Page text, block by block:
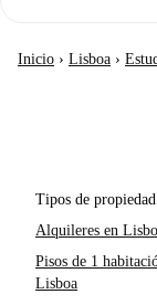
Inicio › Lisboa ›
Tipos de
Alquileres en
Pisos de 1
Lisboa